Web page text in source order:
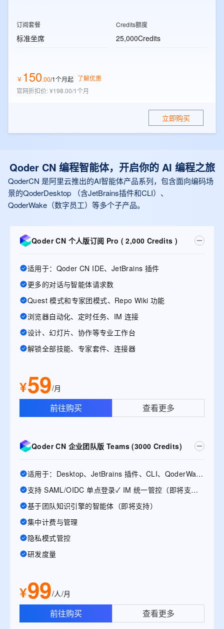
订阅套餐
标准坐席
Credits额度
25,000Credits
￥ 150.00/1个月起 了解优惠
官网折扣价:¥198.00/1个月
立即购买
Qoder CN 编程智能体，开启你的 AI 编程之旅
QoderCN 是阿里云推出的AI智能体产品系列，包含面向编码场
景的QoderDesktop （含JetBrains插件和CLI）、
QoderWake（数字员工）等多个子产品。
Qoder CN 个人版订阅 Pro ( 2,000 Credits )
适用于：Qoder CN IDE、JetBrains 插件
更多的对话与智能体请求数
Quest 模式和专家团模式、Repo Wiki 功能
浏览器自动化、定时任务、IM 连接
设计、幻灯片、协作等专业工作台
解锁全部技能、专家套件、连接器
¥59/月
前往购买 查看更多
Qoder CN 企业团队版 Teams (3000 Credits)
适用于：Desktop、JetBrains 插件、CLI、QoderWake、Mobile
支持 SAML/OIDC 单点登录✓ IM 统一管控（即将支持）
基于团队知识引擎的智能体（即将支持）
集中计费与管理
隐私模式管控
研发度量
¥99/人/月
前往购买 查看更多